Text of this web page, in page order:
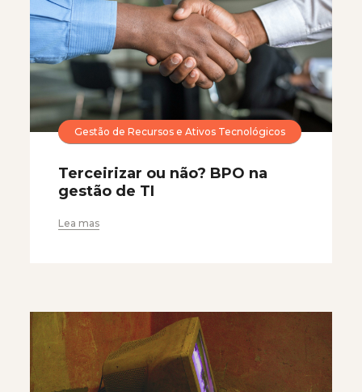
Gestão de Recursos e Ativos Tecnológicos
Terceirizar ou não? BPO na
gestão de TI
Lea mas